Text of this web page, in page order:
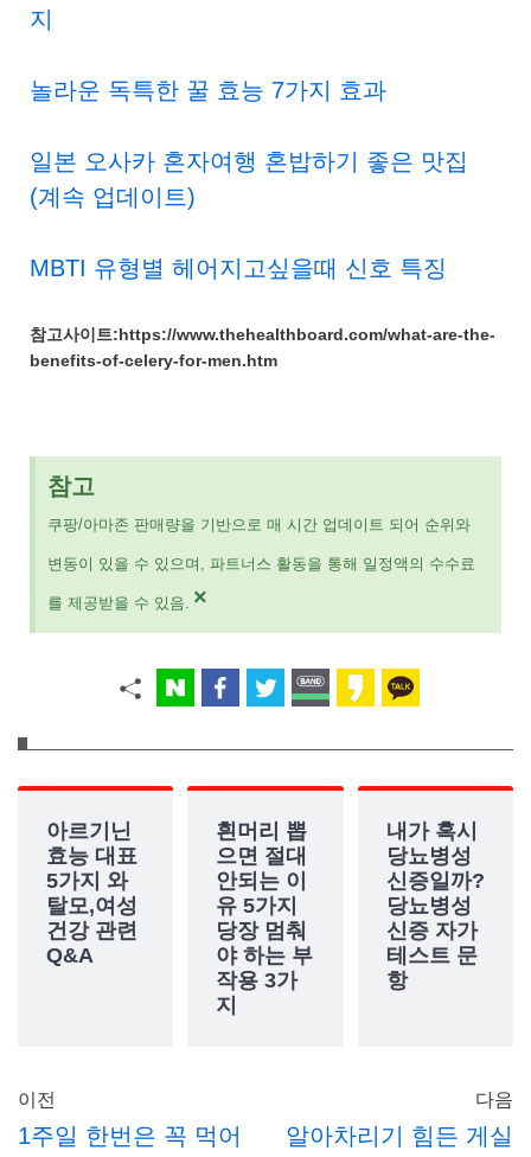
지
놀라운 독특한 꿀 효능 7가지 효과
일본 오사카 혼자여행 혼밥하기 좋은 맛집
(계속 업데이트)
MBTI 유형별 헤어지고싶을때 신호 특징
참고사이트:https://www.thehealthboard.com/what-are-the-
benefits-of-celery-for-men.htm
참고
쿠팡/아마존 판매량을 기반으로 매 시간 업데이트 되어 순위와
변동이 있을 수 있으며, 파트너스 활동을 통해 일정액의 수수료
를 제공받을 수 있음. ×
아르기닌
효능 대표
5가지 와
탈모,여성
건강 관련
Q&A
흰머리 뽑
으면 절대
안되는 이
유 5가지
당장 멈춰
야 하는 부
작용 3가
지
내가 혹시
당뇨병성
신증일까?
당뇨병성
신증 자가
테스트 문
항
이전
1주일 한번은 꼭 먹어
다음
알아차리기 힘든 게실